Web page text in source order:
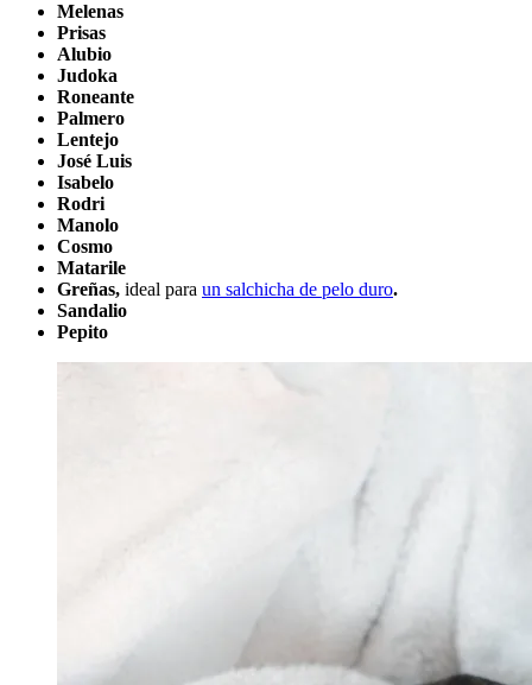
Melenas
Prisas
Alubio
Judoka
Roneante
Palmero
Lentejo
José Luis
Isabelo
Rodri
Manolo
Cosmo
Matarile
Greñas, ideal para un salchicha de pelo duro.
Sandalio
Pepito